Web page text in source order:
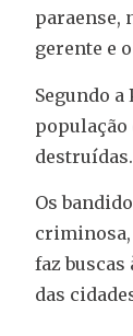
paraense,
gerente e
Segundo
população
destruídas.
Os
criminosa,
faz
das